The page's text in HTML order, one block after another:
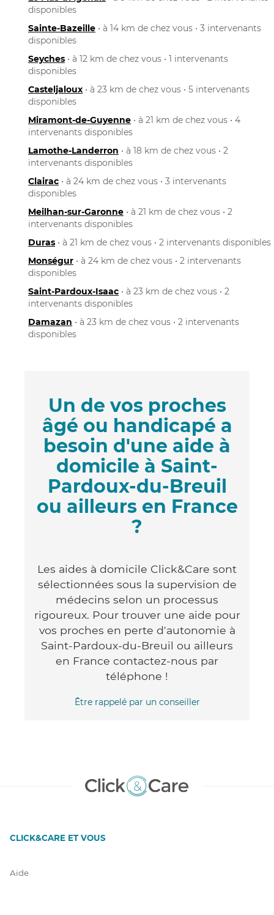
disponibles
Sainte-Bazeille • à 14 km de chez vous • 3 intervenants
disponibles
Seyches • à 12 km de chez vous • 1 intervenants
disponibles
Casteljaloux • à 23 km de chez vous • 5 intervenants
disponibles
Miramont-de-Guyenne • à 21 km de chez vous • 4
intervenants disponibles
Lamothe-Landerron • à 18 km de chez vous • 2
intervenants disponibles
Clairac • à 24 km de chez vous • 3 intervenants
disponibles
Meilhan-sur-Garonne • à 21 km de chez vous • 2
intervenants disponibles
Duras • à 21 km de chez vous • 2 intervenants disponibles
Monségur • à 24 km de chez vous • 2 intervenants
disponibles
Saint-Pardoux-Isaac • à 23 km de chez vous • 2
intervenants disponibles
Damazan • à 23 km de chez vous • 2 intervenants
disponibles
Un de vos proches
âgé ou handicapé a
besoin d'une aide à
domicile à Saint-
Pardoux-du-Breuil
ou ailleurs en France
?
Les aides à domicile Click&Care sont
sélectionnées sous la supervision de
médecins selon un processus
rigoureux. Pour trouver une aide pour
vos proches en perte d'autonomie à
Saint-Pardoux-du-Breuil ou ailleurs
en France contactez-nous par
téléphone !
Être rappelé par un conseiller
CLICK&CARE ET VOUS
Aide